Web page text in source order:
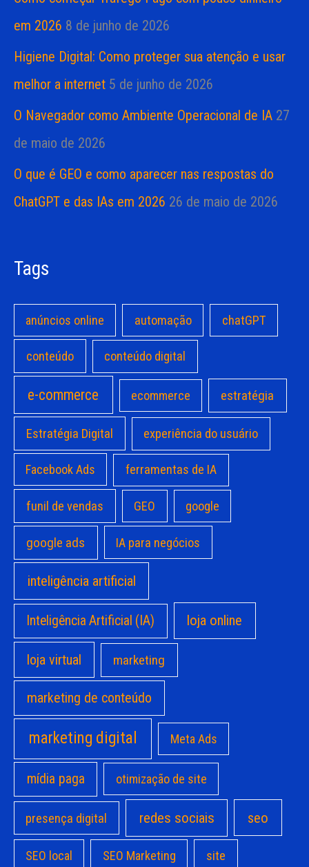
em 2026 8 de junho de 2026
Higiene Digital: Como proteger sua atenção e usar
melhor a internet 5 de junho de 2026
O Navegador como Ambiente Operacional de IA 27
de maio de 2026
O que é GEO e como aparecer nas respostas do
ChatGPT e das IAs em 2026 26 de maio de 2026
Tags
anúncios online automação chatGPT
conteúdo conteúdo digital
e-commerce ecommerce estratégia
Estratégia Digital experiência do usuário
Facebook Ads ferramentas de IA
funil de vendas GEO google
google ads IA para negócios
inteligência artificial
Inteligência Artificial (IA) loja online
loja virtual marketing
marketing de conteúdo
marketing digital Meta Ads
mídia paga otimização de site
presença digital redes sociais seo
SEO local SEO Marketing site